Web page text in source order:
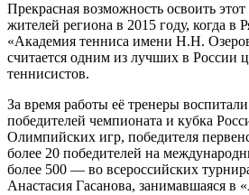
Прекрасная возможность освоить
жителей региона в 2015 году, когда в
«Академия тенниса имени Н.Н.
считается одним из лучших в России
теннисистов.
За время работы её тренеры
победителей чемпионата и кубка
Олимпийских игр, победителя
более 20 победителей на
более 500 — во всероссийских
Анастасия Гасанова, занимавшаяся в